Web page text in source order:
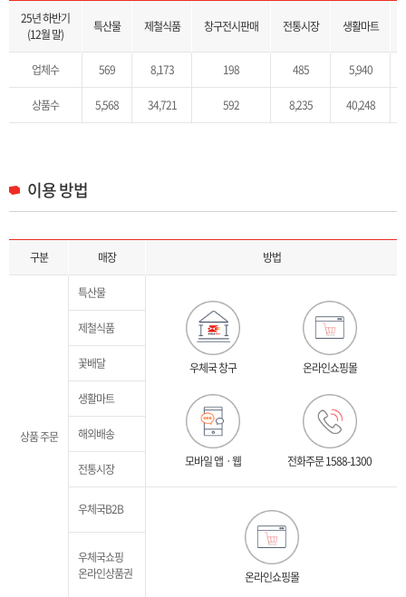
25년 하반기
(12월 말)
특산물 제철식품 창구전시판매 전통시장 생활마트
업체수 569 8,173 198 485 5,940
상품수 5,568 34,721 592 8,235 40,248
이용 방법
매장별 이용 방법 안내 목록으로 구분, 매장, 방법을 제공합니다.
구분 매장 방법
상품 주문
특산물
우체국 창구 온라인쇼핑몰
모바일 앱ㆍ웹 전화주문1588-1300
제철식품
꽃배달
생활마트
해외배송
전통시장
우체국B2B
온라인쇼핑몰
우체국쇼핑
온라인상품권